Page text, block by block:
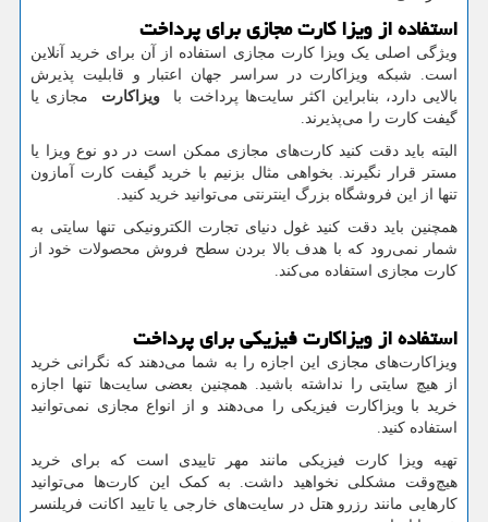
استفاده از ویزا کارت مجازی برای پرداخت
ویژگی اصلی یک ویزا کارت مجازی استفاده از آن برای خرید آنلاین
است. شبکه ویزاکارت در سراسر جهان اعتبار و قابلیت پذیرش
بالایی دارد، بنابراین اکثر سایت‌ها پرداخت با ویزاکارت مجازی یا
گیفت کارت را می‌پذیرند.
البته باید دقت کنید کارت‌های مجازی ممکن است در دو نوع ویزا یا
مستر قرار نگیرند. بخواهی مثال بزنیم با خرید گیفت کارت آمازون
تنها از این فروشگاه بزرگ اینترنتی می‌توانید خرید کنید.
همچنین باید دقت کنید غول دنیای تجارت الکترونیکی تنها سایتی به
شمار نمی‌رود که با هدف بالا بردن سطح فروش محصولات خود از
کارت مجازی استفاده می‌کند.
استفاده از ویزاکارت فیزیکی برای پرداخت
ویزاکارت‌های مجازی این اجازه را به شما می‌دهند که نگرانی خرید
از هیچ سایتی را نداشته باشید. همچنین بعضی سایت‌ها تنها اجازه
خرید با ویزاکارت فیزیکی را می‌دهند و از انواع مجازی نمی‌توانید
استفاده کنید.
تهیه ویزا کارت فیزیکی مانند مهر تاییدی است که برای خرید
هیچ‌وقت مشکلی نخواهید داشت. به کمک این کارت‌ها می‌توانید
کار‌هایی مانند رزرو هتل در سایت‌های خارجی یا تایید اکانت فریلنسر